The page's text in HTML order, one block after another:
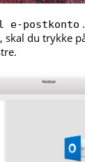
e-postkonto
skal du trykke